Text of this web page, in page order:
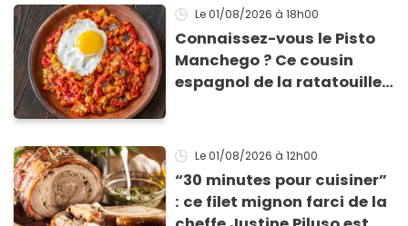
l’été !
Le 01/08/2026 à 18h00
Connaissez-vous le Pisto
Manchego ? Ce cousin
espagnol de la ratatouille
Le 01/08/2026 à 12h00
“30 minutes pour cuisiner”
: ce filet mignon farci de la